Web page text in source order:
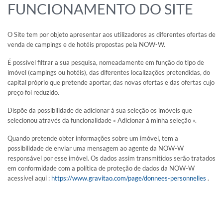
REDES SOCIAIS
ENCONTRAR MEU INTERLOCUTOR
FUNCIONAMENTO DO SITE
O Site tem por objeto apresentar aos utilizadores as diferentes ofertas de
venda de campings e de hotéis propostas pela NOW-W.
É possível filtrar a sua pesquisa, nomeadamente em função do tipo de
imóvel (campings ou hotéis), das diferentes localizações pretendidas, do
capital próprio que pretende aportar, das novas ofertas e das ofertas cujo
preço foi reduzido.
Dispõe da possibilidade de adicionar à sua seleção os imóveis que
selecionou através da funcionalidade « Adicionar à minha seleção ».
Quando pretende obter informações sobre um imóvel, tem a
possibilidade de enviar uma mensagem ao agente da NOW-W
responsável por esse imóvel. Os dados assim transmitidos serão tratados
em conformidade com a política de proteção de dados da NOW-W
acessível aqui : https://www.gravitao.com/page/donnees-personnelles .